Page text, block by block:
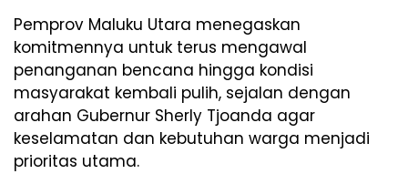
Pemprov Maluku Utara menegaskan
komitmennya untuk terus mengawal
penanganan bencana hingga kondisi
masyarakat kembali pulih, sejalan dengan
arahan Gubernur Sherly Tjoanda agar
keselamatan dan kebutuhan warga menjadi
prioritas utama.